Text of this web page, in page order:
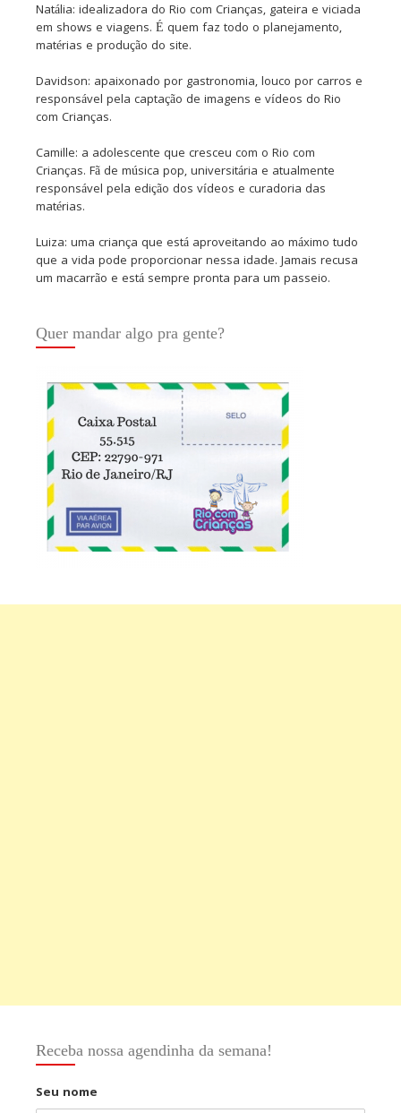
Natália: idealizadora do Rio com Crianças, gateira e viciada
em shows e viagens. É quem faz todo o planejamento,
matérias e produção do site.
Davidson: apaixonado por gastronomia, louco por carros e
responsável pela captação de imagens e vídeos do Rio
com Crianças.
Camille: a adolescente que cresceu com o Rio com
Crianças. Fã de música pop, universitária e atualmente
responsável pela edição dos vídeos e curadoria das
matérias.
Luiza: uma criança que está aproveitando ao máximo tudo
que a vida pode proporcionar nessa idade. Jamais recusa
um macarrão e está sempre pronta para um passeio.
Quer mandar algo pra gente?
Receba nossa agendinha da semana!
Seu nome